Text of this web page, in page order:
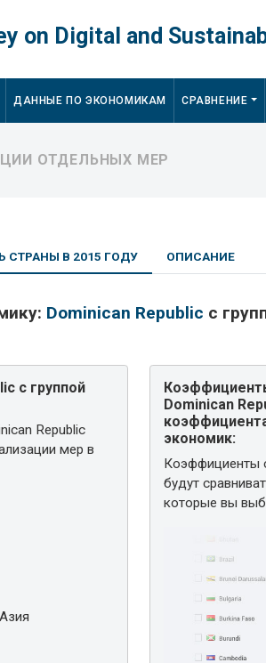
on Digital and
ДАННЫЕ ПО ЭКОНОМИКАМ СРАВНЕНИЕ
ОТДЕЛЬНЫХ МЕР
СТРАНЫ В 2015 ГОДУ ОПИСАНИЕ
Dominican Republic с
с группой
Republic
мер в
Dominican
экономик:
Коэффициенты
будут
которые вы